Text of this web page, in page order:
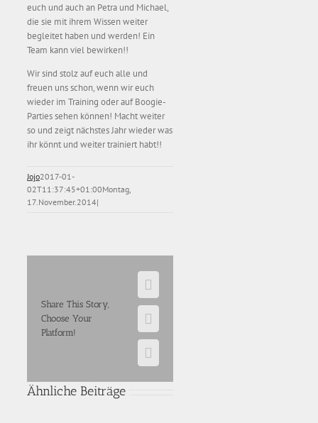
euch und auch an Petra und Michael,
die sie mit ihrem Wissen weiter
begleitet haben und werden! Ein
Team kann viel bewirken!!
Wir sind stolz auf euch alle und
freuen uns schon, wenn wir euch
wieder im Training oder auf Boogie-
Parties sehen können! Macht weiter
so und zeigt nächstes Jahr wieder was
ihr könnt und weiter trainiert habt!!
Jojo2017-01-
02T11:37:45+01:00Montag,
17.November.2014|
Share This Story,
Choose Your
Platform!
Facebook
E-
Mail
WhatsApp
Ähnliche Beiträge